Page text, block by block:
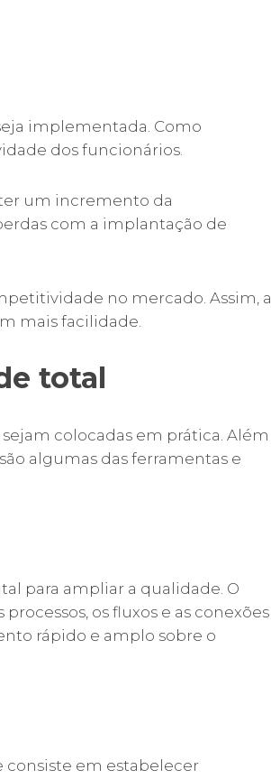
implementada. Como
dos funcionários.
um incremento da
com a implantação de
no mercado. Assim, a
mais facilidade.
total
colocadas em prática. Além
algumas das ferramentas e
para ampliar a qualidade. O
os fluxos e as conexões
rápido e amplo sobre o
consiste em estabelecer